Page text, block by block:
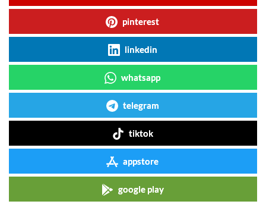
pinterest
linkedin
whatsapp
telegram
tiktok
appstore
google play